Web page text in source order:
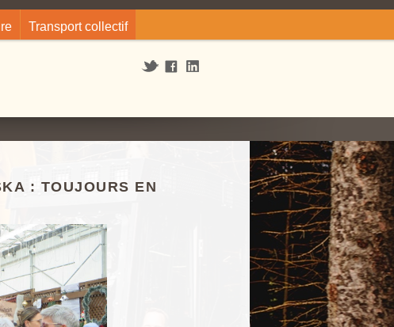
Transport collectif
: TOUJOURS EN